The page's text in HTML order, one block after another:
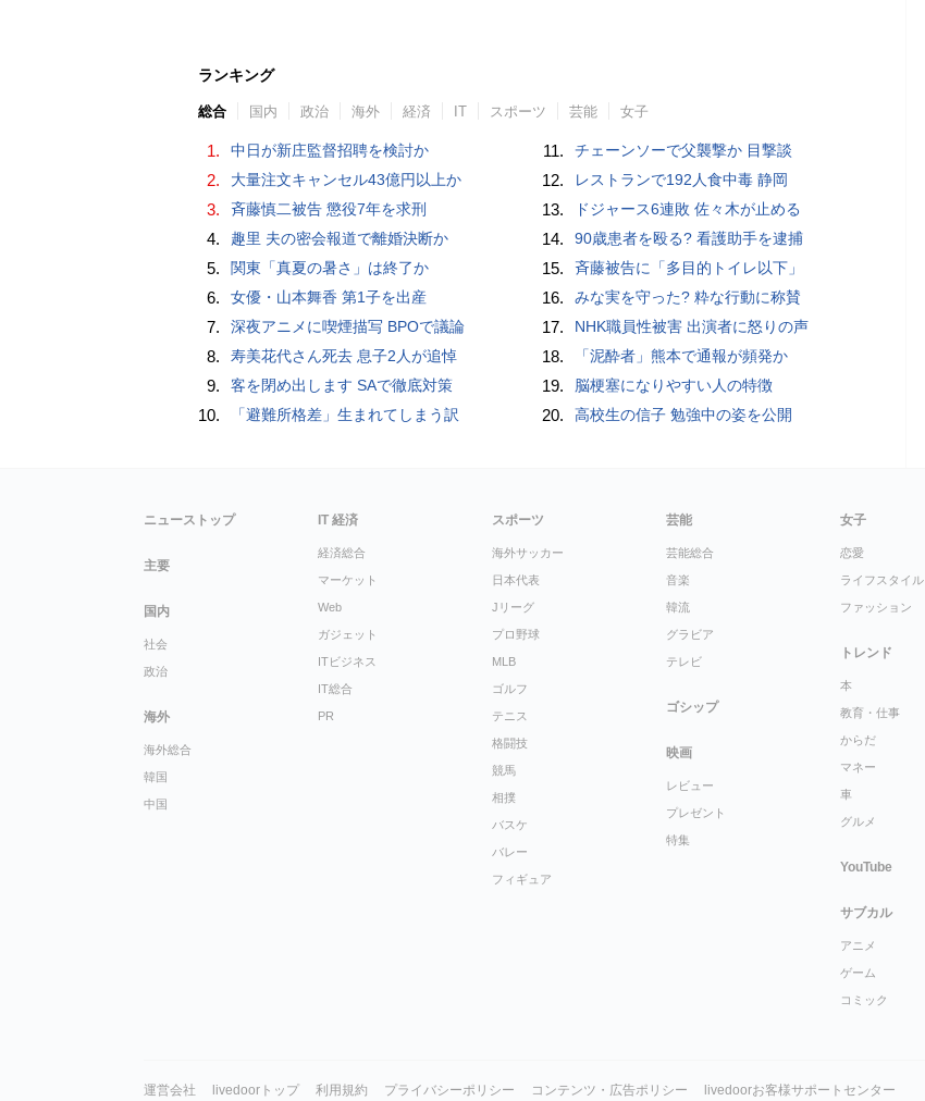
ランキング
総合 国内 政治 海外 経済 IT スポーツ 芸能 女子
1. 中日が新庄監督招聘を検討か
2. 大量注文キャンセル43億円以上か
3. 斉藤慎二被告 懲役7年を求刑
4. 趣里 夫の密会報道で離婚決断か
5. 関東「真夏の暑さ」は終了か
6. 女優・山本舞香 第1子を出産
7. 深夜アニメに喫煙描写 BPOで議論
8. 寿美花代さん死去 息子2人が追悼
9. 客を閉め出します SAで徹底対策
10. 「避難所格差」生まれてしまう訳
11. チェーンソーで父襲撃か 目撃談
12. レストランで192人食中毒 静岡
13. ドジャース6連敗 佐々木が止める
14. 90歳患者を殴る? 看護助手を逮捕
15. 斉藤被告に「多目的トイレ以下」
16. みな実を守った? 粋な行動に称賛
17. NHK職員性被害 出演者に怒りの声
18. 「泥酔者」熊本で通報が頻発か
19. 脳梗塞になりやすい人の特徴
20. 高校生の信子 勉強中の姿を公開
ニューストップ
主要
国内
社会
政治
海外
海外総合
韓国
中国
IT 経済
経済総合
マーケット
Web
ガジェット
ITビジネス
IT総合
PR
スポーツ
海外サッカー
日本代表
Jリーグ
プロ野球
MLB
ゴルフ
テニス
格闘技
競馬
相撲
バスケ
バレー
フィギュア
芸能
芸能総合
音楽
韓流
グラビア
テレビ
ゴシップ
映画
レビュー
プレゼント
特集
女子
恋愛
ライフスタイル
ファッション
トレンド
本
教育・仕事
からだ
マネー
車
グルメ
YouTube
サブカル
アニメ
ゲーム
コミック
運営会社 livedoorトップ 利用規約 プライバシーポリシー コンテンツ・広告ポリシー livedoorお客様サポートセンター